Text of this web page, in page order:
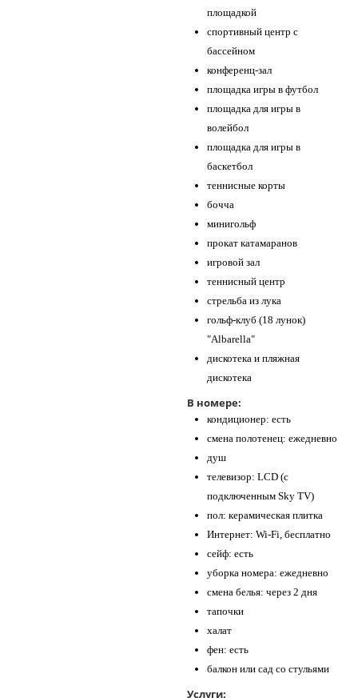
площадкой
спортивный центр с
бассейном
конференц-зал
площадка игры в футбол
площадка для игры в
волейбол
площадка для игры в
баскетбол
теннисные корты
бочча
минигольф
прокат катамаранов
игровой зал
теннисный центр
стрельба из лука
гольф-клуб (18 лунок)
"Albarella"
дискотека и пляжная
дискотека
В номере:
кондиционер: есть
смена полотенец: ежедневно
душ
телевизор: LCD (с
подключенным Sky TV)
пол: керамическая плитка
Интернет: Wi-Fi, бесплатно
сейф: есть
уборка номера: ежедневно
смена белья: через 2 дня
тапочки
халат
фен: есть
балкон или сад со стульями
Услуги: